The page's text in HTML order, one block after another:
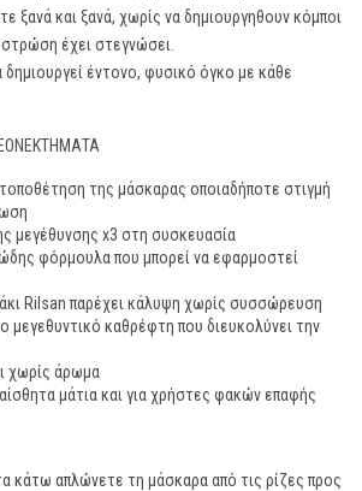
ξανά και ξανά, χωρίς να δημιουργηθουν κόμποι
έχει στεγνώσει.
έντονο, φυσικό όγκο με κάθε
της μάσκαρας οποιαδήποτε στιγμή
μεγέθυνσης x3 στη συσκευασία
φόρμουλα που μπορεί να εφαρμοστεί
Rilsan παρέχει κάλυψη χωρίς συσσώρευση
καθρέφτη που διευκολύνει την
χωρίς άρωμα
μάτια και για χρήστες φακών επαφής
κάτω απλώνετε τη μάσκαρα από τις ρίζες προς